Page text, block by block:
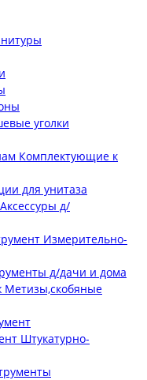
уголки
Комплектующие к
для унитаза
Аксессуры д/
Измерительно-
д/дачи и дома
Метизы,скобяные
Штукатурно-